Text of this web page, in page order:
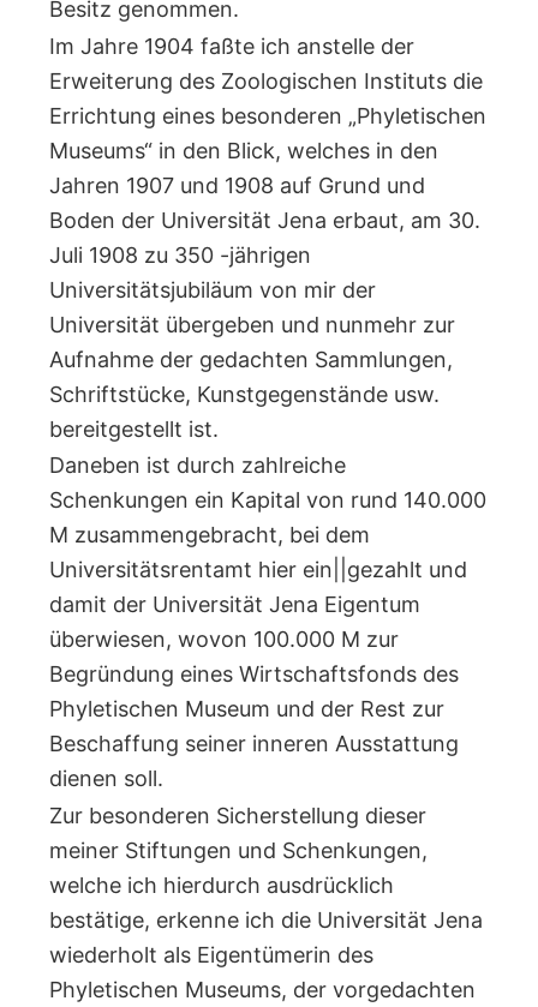
Besitz genommen.
Im Jahre 1904 faßte ich anstelle der
Erweiterung des Zoologischen Instituts die
Errichtung eines besonderen „Phyletischen
Museums“ in den Blick, welches in den
Jahren 1907 und 1908 auf Grund und
Boden der Universität Jena erbaut, am 30.
Juli 1908 zu 350 -jährigen
Universitätsjubiläum von mir der
Universität übergeben und nunmehr zur
Aufnahme der gedachten Sammlungen,
Schriftstücke, Kunstgegenstände usw.
bereitgestellt ist.
Daneben ist durch zahlreiche
Schenkungen ein Kapital von rund 140.000
M zusammengebracht, bei dem
Universitätsrentamt hier ein||gezahlt und
damit der Universität Jena Eigentum
überwiesen, wovon 100.000 M zur
Begründung eines Wirtschaftsfonds des
Phyletischen Museum und der Rest zur
Beschaffung seiner inneren Ausstattung
dienen soll.
Zur besonderen Sicherstellung dieser
meiner Stiftungen und Schenkungen,
welche ich hierdurch ausdrücklich
bestätige, erkenne ich die Universität Jena
wiederholt als Eigentümerin des
Phyletischen Museums, der vorgedachten